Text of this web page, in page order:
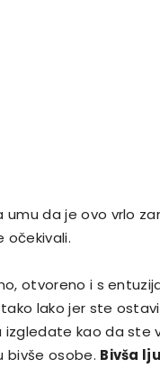
umu da je ovo vrlo
očekivali.
otvoreno i s
lako jer ste
izgledate kao da ste
bivše osobe. Bivša